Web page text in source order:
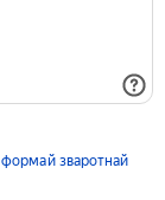
формай зваротнай